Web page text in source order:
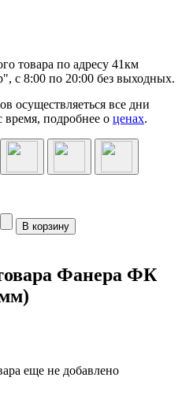
товара по адресу 41км
8:00 по 20:00 без выходных.
осуществляеться все дни
время, подробнее о ценах.
Фанера ФК
еще не добавлено